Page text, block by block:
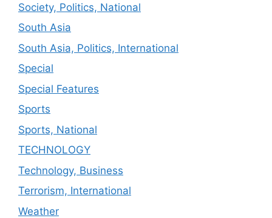
Society, Politics, National
South Asia
South Asia, Politics, International
Special
Special Features
Sports
Sports, National
TECHNOLOGY
Technology, Business
Terrorism, International
Weather